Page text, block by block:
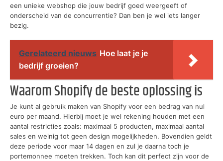
een unieke webshop die jouw bedrijf goed weergeeft of
onderscheid van de concurrentie? Dan ben je wel iets langer
bezig.
Gerelateerd nieuws Hoe laat je je
bedrijf groeien?
Waarom Shopify de beste oplossing is
Je kunt al gebruik maken van Shopify voor een bedrag van nul
euro per maand. Hierbij moet je wel rekening houden met een
aantal restricties zoals: maximaal 5 producten, maximaal aantal
sales en weinig tot geen design mogelijkheden. Bovendien geldt
deze periode voor maar 14 dagen en zul je daarna toch je
portemonnee moeten trekken. Toch kan dit perfect zijn voor de